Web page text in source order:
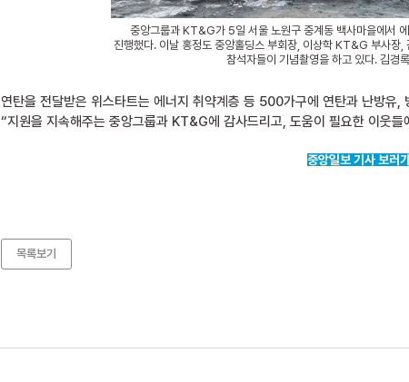
중앙그룹과 KT&G가 5일 서울 노원구 중계동 백사마을에서
진행했다. 이날 홍정도 중앙홀딩스 부회장, 이상학 KT&G 부사장,
참석자들이 기념촬영을 하고 있다. 김
연탄을 전달받은 위스타트는 에너지 취약계층 등 500가구에 연탄과 난방유,
“지원을 지속해주는 중앙그룹과 KT&G에 감사드리고, 도움이 필요한 이웃
중앙일보 기사 보러
목록보기